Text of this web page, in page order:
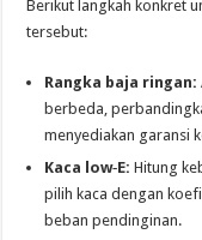
Berikut langkah konkret
tersebut:
Rangka baja ringan:
berbeda,
menyediakan garansi
Kaca low‑E: Hitung
pilih kaca dengan
beban pendinginan.